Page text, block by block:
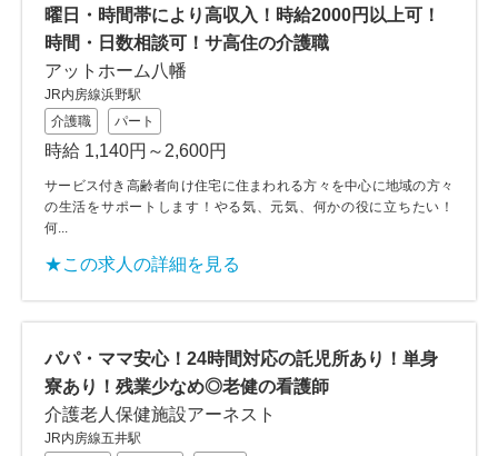
曜日・時間帯により高収入！時給2000円以上可！
時間・日数相談可！サ高住の介護職
アットホーム八幡
JR内房線浜野駅
介護職
パート
時給 1,140円～2,600円
サービス付き高齢者向け住宅に住まわれる方々を中心に地域の方々
の生活をサポートします！やる気、元気、何かの役に立ちたい！
何...
★この求人の詳細を見る
パパ・ママ安心！24時間対応の託児所あり！単身
寮あり！残業少なめ◎老健の看護師
介護老人保健施設アーネスト
JR内房線五井駅